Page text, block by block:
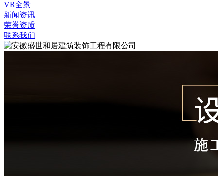
VR全景
新闻资讯
荣誉资质
联系我们